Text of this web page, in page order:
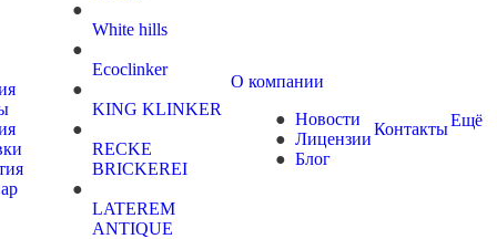
White hills
Ecoclinker
KING KLINKER
RECKE
BRICKEREI
LATEREM
ANTIQUE
О компании
Новости
Лицензии
Блог
КонтактыЕщё